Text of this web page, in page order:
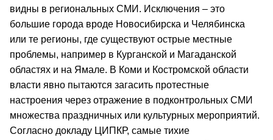
видны в региональных СМИ. Исключения – это
большие города вроде Новосибирска и Челябинска
или те регионы, где существуют острые местные
проблемы, например в Курганской и Магаданской
областях и на Ямале. В Коми и Костромской области
власти явно пытаются загасить протестные
настроения через отражение в подконтрольных СМИ
множества праздничных или культурных мероприятий.
Согласно докладу ЦИПКР, самые тихие